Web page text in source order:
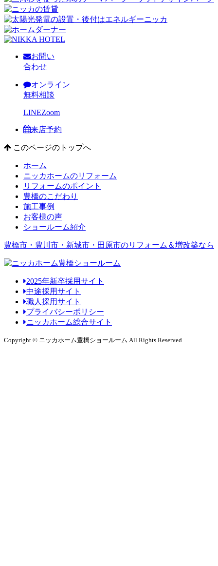
お問い
合わせ
オンライン
無料相談
LINEZoom
来店予約
このページのトップへ
ホーム
ニッカホームのリフォーム
リフォームのポイント
豊橋のこだわり
施工事例
お客様の声
ショールーム紹介
豊橋市・豊川市・新城市・田原市のリフォーム＆増改築なら
2025年新卒採用サイト
中途採用サイト
職人採用サイト
プライバシーポリシー
ニッカホーム総合サイト
Copyright © ニッカホーム豊橋ショールーム All Rights Reserved.